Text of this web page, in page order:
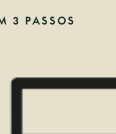
3 PASSOS